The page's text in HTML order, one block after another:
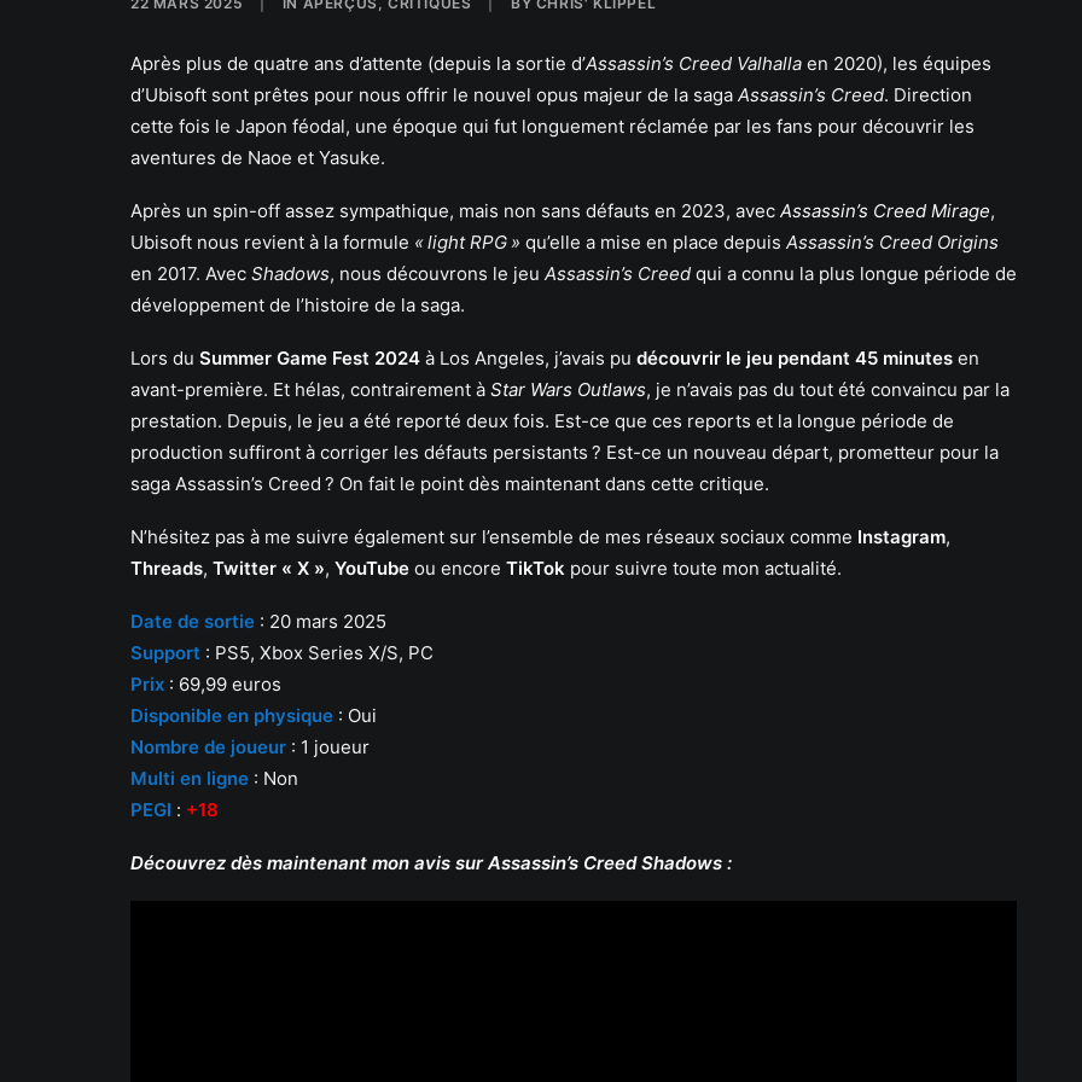
Après plus de quatre ans d’attente (depuis la sortie d’Assassin’s Creed Valhalla en 2020), les équipes
d’Ubisoft sont prêtes pour nous offrir le nouvel opus majeur de la saga Assassin’s Creed. Direction
cette fois le Japon féodal, une époque qui fut longuement réclamée par les fans pour découvrir les
aventures de Naoe et Yasuke.
Après un spin-off assez sympathique, mais non sans défauts en 2023, avec Assassin’s Creed Mirage,
Ubisoft nous revient à la formule « light RPG » qu’elle a mise en place depuis Assassin’s Creed Origins
en 2017. Avec Shadows, nous découvrons le jeu Assassin’s Creed qui a connu la plus longue période de
développement de l’histoire de la saga.
Lors du Summer Game Fest 2024 à Los Angeles, j’avais pu découvrir le jeu pendant 45 minutes en
avant-première. Et hélas, contrairement à Star Wars Outlaws, je n’avais pas du tout été convaincu par la
prestation. Depuis, le jeu a été reporté deux fois. Est-ce que ces reports et la longue période de
production suffiront à corriger les défauts persistants ? Est-ce un nouveau départ, prometteur pour la
saga Assassin’s Creed ? On fait le point dès maintenant dans cette critique.
N’hésitez pas à me suivre également sur l’ensemble de mes réseaux sociaux comme Instagram,
Threads, Twitter « X », YouTube ou encore TikTok pour suivre toute mon actualité.
Date de sortie : 20 mars 2025
Support : PS5, Xbox Series X/S, PC
Prix : 69,99 euros
Disponible en physique : Oui
Nombre de joueur : 1 joueur
Multi en ligne : Non
PEGI : +18
Découvrez dès maintenant mon avis sur Assassin’s Creed Shadows :